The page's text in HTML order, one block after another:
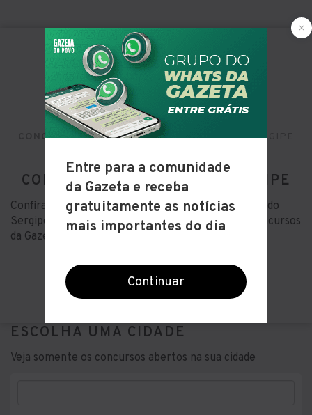
CONCURSOS ABERTOS NORDESTE SERGIPE
CONCURSOS ABERTOS NO SERGIPE
Confira tudo sobre os concursos abertos no estado do
Sergipe na região Nordeste do Brasil no guia de concursos
da Gazeta do Povo!
ESCOLHA UMA CIDADE
Veja somente os concursos abertos na sua cidade